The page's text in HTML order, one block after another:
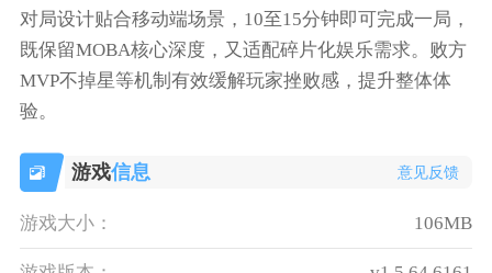
对局设计贴合移动端场景，10至15分钟即可完成一局，
既保留MOBA核心深度，又适配碎片化娱乐需求。败方
MVP不掉星等机制有效缓解玩家挫败感，提升整体体
验。
游戏信息 意见反馈
游戏大小： 106MB